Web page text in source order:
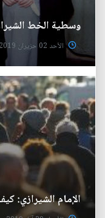
وسطية الخط
الأحد 02 حزيران 2019
الإمام الشيرازي: